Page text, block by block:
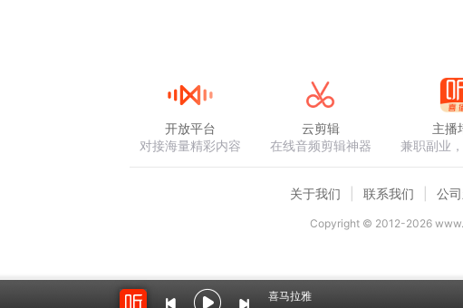
喜马拉雅
开放平台
对接海量精彩内容
云剪辑
在线音频剪辑神器
主播
兼职副业
关于我们 联系我们 公
Copyright © 2012-2026